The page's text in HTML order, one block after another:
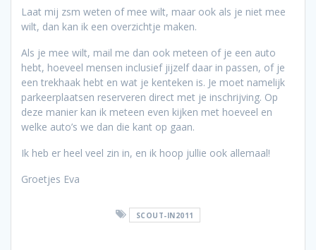
Laat mij zsm weten of mee wilt, maar ook als je niet mee
wilt, dan kan ik een overzichtje maken.
Als je mee wilt, mail me dan ook meteen of je een auto
hebt, hoeveel mensen inclusief jijzelf daar in passen, of je
een trekhaak hebt en wat je kenteken is. Je moet namelijk
parkeerplaatsen reserveren direct met je inschrijving. Op
deze manier kan ik meteen even kijken met hoeveel en
welke auto’s we dan die kant op gaan.
Ik heb er heel veel zin in, en ik hoop jullie ook allemaal!
Groetjes Eva
SCOUT-IN2011